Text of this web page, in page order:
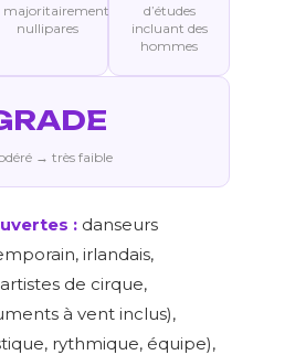
majoritairement
nullipares
d’études
incluant des
hommes
→ très faible
: danseurs
irlandais,
de cirque,
à vent inclus),
rythmique, équipe),